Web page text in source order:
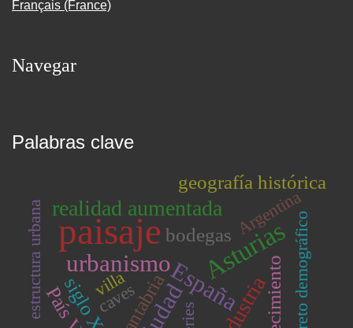
Français (France)
Navegar
Palabras clave
paisaje Asturias
España
urbanismo
realidad aumentada
industria
geografía histórica
Cantabria
siglo XX
bodegas
estructura urbana Argentinareto demográfico
villa
caves